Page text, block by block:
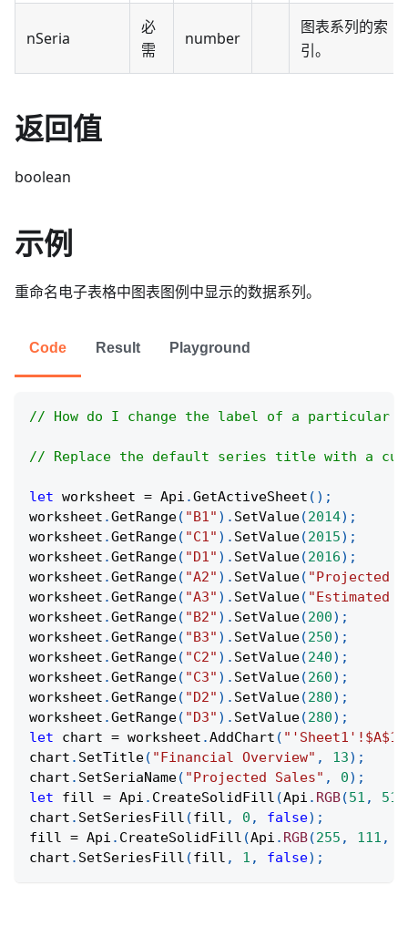
nSeria
必
需
number
图表系列的索
引。
返回值
boolean
示例
重命名电子表格中图表图例中显示的数据系列。
Code Result Playground
// How do I change the label of a particular
// Replace the default series title with a
let worksheet = Api .GetActiveSheet ( ) ;
worksheet .GetRange( "B1" ) . SetValue(2014) ;
worksheet .GetRange( "C1" ) . SetValue(2015) ;
worksheet .GetRange( "D1" ) . SetValue(2016) ;
worksheet .GetRange( "A2" ) . SetValue( "Projected
worksheet .GetRange( "A3" ) . SetValue( "Estimated
worksheet .GetRange( "B2" ) . SetValue(200) ;
worksheet .GetRange( "B3" ) . SetValue(250) ;
worksheet .GetRange( "C2" ) . SetValue(240) ;
worksheet .GetRange( "C3" ) . SetValue(260) ;
worksheet .GetRange( "D2" ) . SetValue(280) ;
worksheet .GetRange( "D3" ) . SetValue(280) ;
let chart = worksheet .AddChart (
chart . SetTitle( "Financial Overview" , 13) ;
chart . SetSeriaName( "Projected Sales" , 0) ;
let fill = Api . CreateSolidFill (Api . RGB(51 , 51
chart . SetSeriesFill (fill , 0 , false) ;
fill = Api . CreateSolidFill (Api . RGB(255 , 111 ,
chart . SetSeriesFill (fill , 1 , false) ;